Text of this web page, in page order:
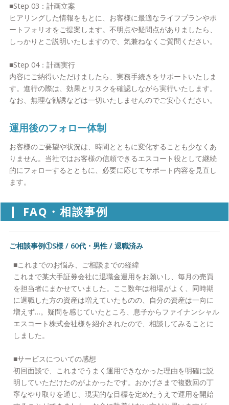
■Step 03：計画立案
ヒアリングした情報をもとに、お客様に最適なライフプランやポ
ートフォリオをご提案します。不明点や疑問点がありましたら、
しっかりとご説明いたしますので、気兼ねなくご質問ください。
■Step 04：計画実行
内容にご納得いただけましたら、実務手続きをサポートいたしま
す。進行の際は、効果とリスクを確認しながら実行いたします。
なお、無理な勧誘などは一切いたしませんのでご安心ください。
運用後のフォロー体制
お客様のご要望や状況は、時間とともに変化することも少なくあ
りません。当社ではお客様の信頼できるエスコート役として継続
的にフォローするとともに、必要に応じてサポート内容を見直し
ます。
FAQ・相談事例
ご相談事例①S様 / 60代・男性 / 退職済み
■これまでのお悩み、ご相談までの経緯
これまで某大手証券会社に退職金運用をお願いし、毎月の売買
を担当者にまかせていました。ここ数年は相場がよく、同時期
に退職した方の資産は増えていたものの、自分の資産は一向に
増えず…。疑問を感じていたところ、息子からファイナンシャル
エスコート株式会社様を紹介されたので、相談してみることに
しました。
■サービスについての感想
初回面談で、これまでうまく運用できなかった理由を明確に説
明していただけたのがよかったです。おかげさまで複数回の丁
寧なやり取りを通じ、現実的な目標を定めたうえで運用を開始